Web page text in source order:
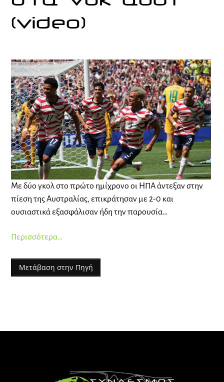
(video)
Με δύο γκολ στο πρώτο ημίχρονο οι ΗΠΑ άντεξαν στην
πίεση της Αυστραλίας, επικράτησαν με 2-0 και
ουσιαστικά εξασφάλισαν ήδη την παρουσία…
Περισσότερα…
Μετάβαση στην Πηγή